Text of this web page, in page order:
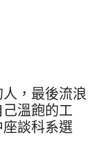
人，最後流浪
溫飽的工
談科系選